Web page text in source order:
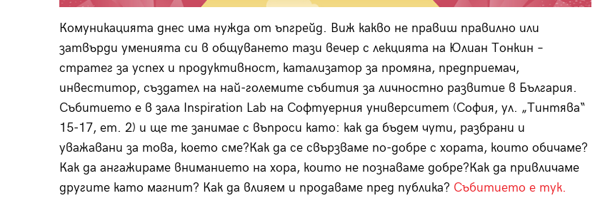
Комуникацията днес има нужда от ъпгрейд. Виж какво не правиш правилно или
затвърди уменията си в общуването тази вечер с лекцията на Юлиан Тонкин –
стратег за успех и продуктивност, катализатор за промяна, предприемач,
инвеститор, създател на най-големите събития за личностно развитие в България.
Събитието е в зала Inspiration Lab на Софтуерния университет (София, ул. „Тинтява“
15-17, ет. 2) и ще те занимае с въпроси като: как да бъдем чути, разбрани и
уважавани за това, което сме?Как да се свързваме по-добре с хората, които обичаме?
Как да ангажираме вниманието на хора, които не познаваме добре?Как да привличаме
другите като магнит? Как да влияем и продаваме пред публика? Събитието е тук.